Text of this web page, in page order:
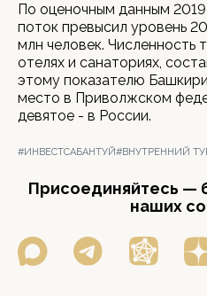
По оценочным данным 2019
поток превысил уровень
млн человек. Численность
отелях и санаториях,
этому показателю
место в Приволжском
девятое - в России.
#ИНВЕСТСАБАНТУЙ#ВНУТРЕННИЙ
Присоединяйтесь —
наших